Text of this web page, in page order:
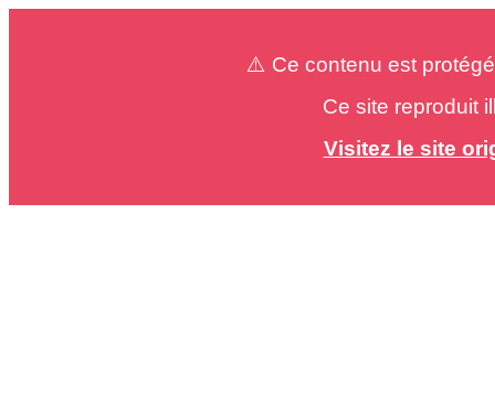
⚠️ Ce contenu est
Ce site reproduit
Visitez le site